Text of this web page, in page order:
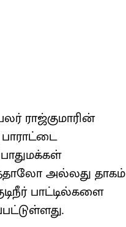
ராஜ்குமாரின்
அல்லது தாகம்
பாட்டில்களை